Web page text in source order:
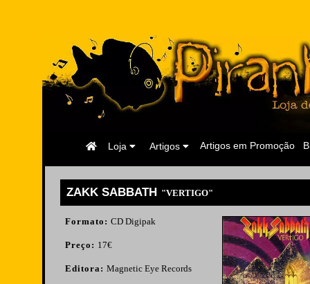
Artigos em Promoção
Artigos
Loja
Página
ZAKK SABBATH "VERTIGO"
Formato: CD Digipak
Preço: 17€
Editora: Magnetic Eye Records